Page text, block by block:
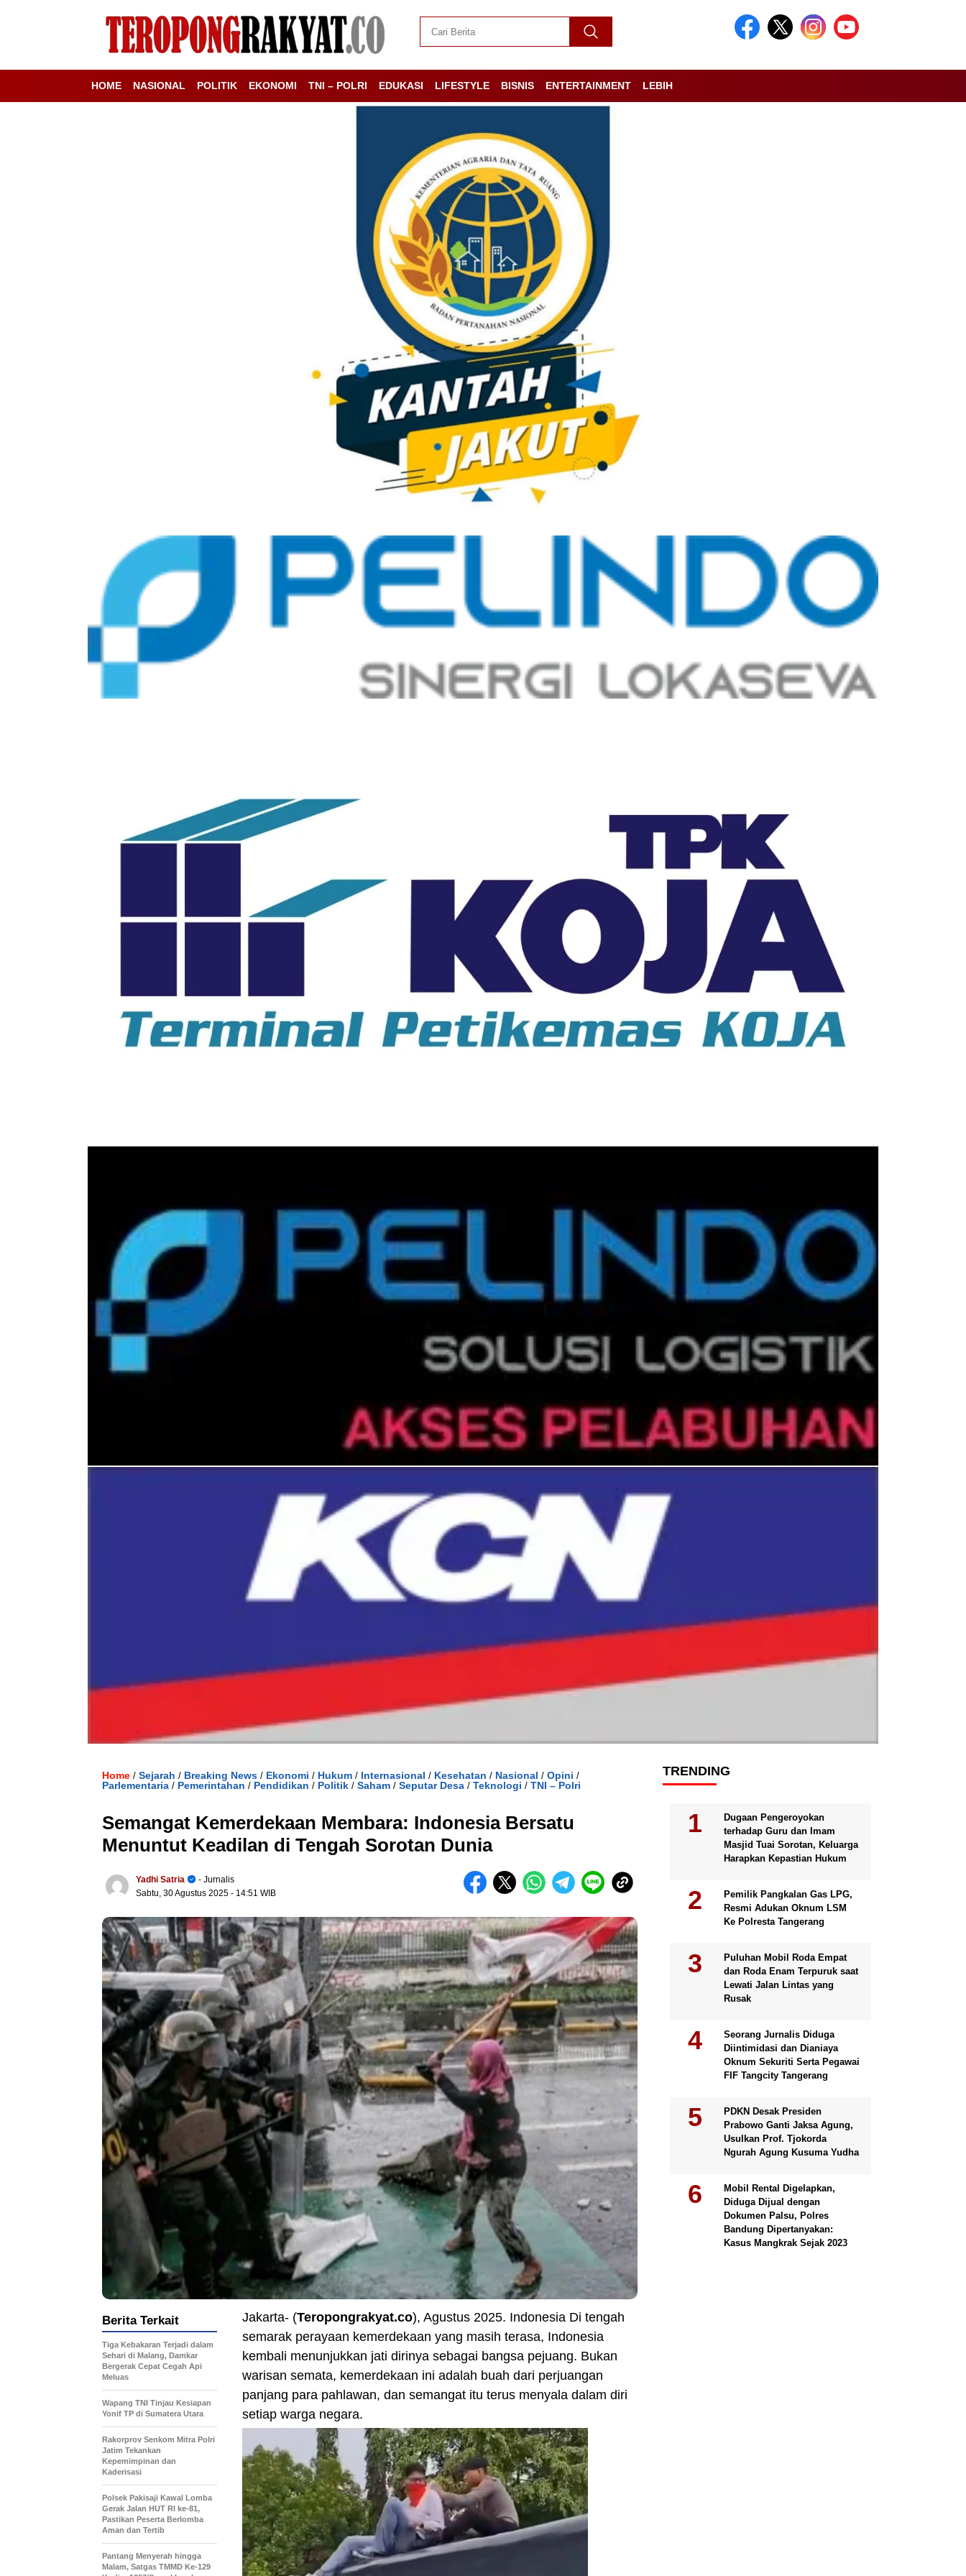
HOME NASIONAL POLITIK EKONOMI TNI – POLRI EDUKASI LIFESTYLE BISNIS ENTERTAINMENT LEBIH
Home / Sejarah / Breaking News / Ekonomi / Hukum / Internasional / Kesehatan / Nasional / Opini /
Parlementaria / Pemerintahan / Pendidikan / Politik / Saham / Seputar Desa / Teknologi / TNI – Polri
Semangat Kemerdekaan Membara: Indonesia Bersatu
Menuntut Keadilan di Tengah Sorotan Dunia
Yadhi Satria
- Jurnalis
Sabtu, 30 Agustus 2025 - 14:51 WIB
Jakarta- (Teropongrakyat.co), Agustus 2025. Indonesia Di tengah
semarak perayaan kemerdekaan yang masih terasa, Indonesia
kembali menunjukkan jati dirinya sebagai bangsa pejuang. Bukan
warisan semata, kemerdekaan ini adalah buah dari perjuangan
panjang para pahlawan, dan semangat itu terus menyala dalam diri
setiap warga negara.
Berita Terkait
Tiga Kebakaran Terjadi dalam
Sehari di Malang, Damkar
Bergerak Cepat Cegah Api
Meluas
Wapang TNI Tinjau Kesiapan
Yonif TP di Sumatera Utara
Rakorprov Senkom Mitra Polri
Jatim Tekankan
Kepemimpinan dan
Kaderisasi
Polsek Pakisaji Kawal Lomba
Gerak Jalan HUT RI ke-81,
Pastikan Peserta Berlomba
Aman dan Tertib
Pantang Menyerah hingga
Malam, Satgas TMMD Ke-129
TRENDING
Dugaan Pengeroyokan
terhadap Guru dan Imam
Masjid Tuai Sorotan, Keluarga
Harapkan Kepastian Hukum
Pemilik Pangkalan Gas LPG,
Resmi Adukan Oknum LSM
Ke Polresta Tangerang
Puluhan Mobil Roda Empat
dan Roda Enam Terpuruk saat
Lewati Jalan Lintas yang
Rusak
Seorang Jurnalis Diduga
Diintimidasi dan Dianiaya
Oknum Sekuriti Serta Pegawai
FIF Tangcity Tangerang
PDKN Desak Presiden
Prabowo Ganti Jaksa Agung,
Usulkan Prof. Tjokorda
Ngurah Agung Kusuma Yudha
Mobil Rental Digelapkan,
Diduga Dijual dengan
Dokumen Palsu, Polres
Bandung Dipertanyakan:
Kasus Mangkrak Sejak 2023